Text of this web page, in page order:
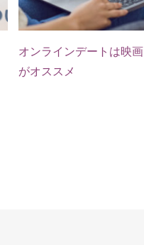
オンラインデートは映画
がオススメ